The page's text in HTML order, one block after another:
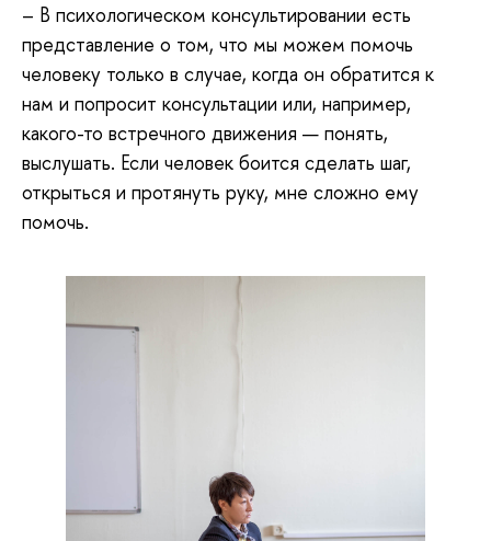
– В психологическом консультировании есть
представление о том, что мы можем помочь
человеку только в случае, когда он обратится к
нам и попросит консультации или, например,
какого-то встречного движения — понять,
выслушать. Если человек боится сделать шаг,
открыться и протянуть руку, мне сложно ему
помочь.